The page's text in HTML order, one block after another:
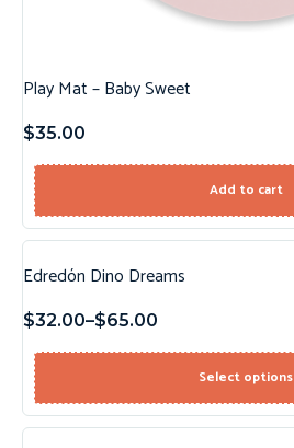
Play Mat – Baby Sweet
$35.00
Add to cart
Edredón Dino Dreams
$32.00–$65.00
Select options